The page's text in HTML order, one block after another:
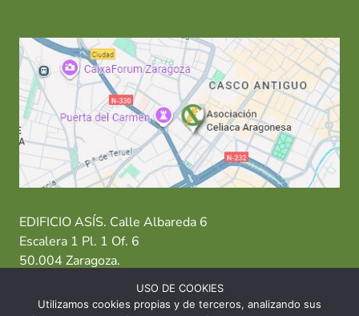
EDIFICIO ASÍS. Calle Albareda 6
Escalera 1 Pl. 1 Of. 6
50.004 Zaragoza.
T: 976 484 949 M: 635 638 563
USO DE COOKIES
Utilizamos cookies propias y de terceros, analizando sus